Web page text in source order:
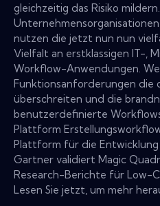
gleichzeitig das Risiko mildern.
nutzen die jetzt nun nun
Vielfalt an erstklassigen IT-,
Workflow-Anwendungen.
Funktionsanforderungen die
überschreiten und die
benutzerdefinierte
Plattform
Plattform für die
Gartner validiert Magic
Research-Berichte für Low-
Lesen Sie jetzt, um mehr